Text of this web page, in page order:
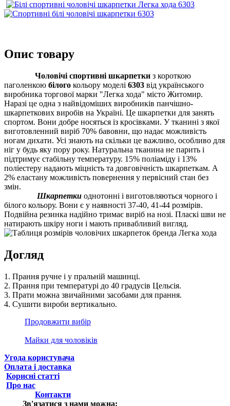
Опис товару
Чоловічі спортивні шкарпетки з короткою
паголенкою білого кольору моделі 6303 від українського
виробника торгової марки "Легка хода" місто Житомир.
Наразі це одна з найвідоміших виробників панчішно-
шкарпеткових виробів на Україні. Це шкарпетки для занять
спортом. Вони добре носяться із кросівками. У тканині з якої
виготовленний виріб 70% бавовни, що надає можливість
ногам дихати. Усі знають на скільки це важливо, особливо для
ніг у будь яку пору року. Натуральна тканина не парить і
підтримує стабільну температуру. 15% поліаміду і 13%
поліестеру надають міцність та довговічність шкарпеткам. А
2% еластану можливість повернення у первісний стан без
змін.
Шкарпетки однотонні і виготовляються чорного і
білого кольору. Вони є у наявності 37-40, 41-44 розмірів.
Подвійна резинка надійно тримає виріб на нозі. Пласкі шви не
натирають шкіру ноги і мають привабливий вигляд.
Догляд
1. Прання ручне і у пральній машинці.
2. Прання при температурі до 40 градусів Цельсія.
3. Прати можна звичайними засобами для прання.
4. Сушити вироби вертикально.
Продовжити вибір
Майки для чоловіків
Угода користувача
Оплата і доставка
Корисні статті
Про нас
Контакти
Зв'язатися з нами можна: